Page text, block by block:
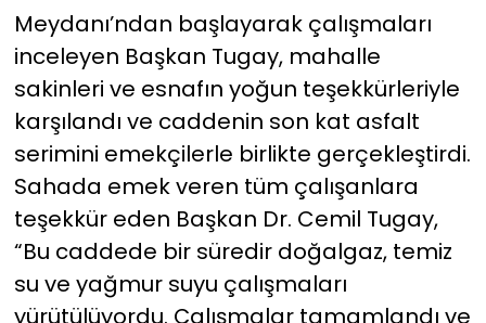
Meydanı’ndan başlayarak çalışmaları
inceleyen Başkan Tugay, mahalle
sakinleri ve esnafın yoğun teşekkürleriyle
karşılandı ve caddenin son kat asfalt
serimini emekçilerle birlikte gerçekleştirdi.
Sahada emek veren tüm çalışanlara
teşekkür eden Başkan Dr. Cemil Tugay,
“Bu caddede bir süredir doğalgaz, temiz
su ve yağmur suyu çalışmaları
yürütülüyordu. Çalışmalar tamamlandı ve